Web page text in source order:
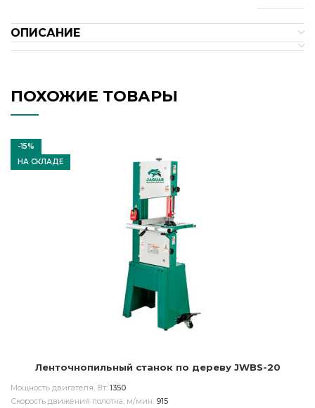
ОПИСАНИЕ
ПОХОЖИЕ ТОВАРЫ
-15%
НА СКЛАДЕ
Ленточнопильный станок по дереву JWBS-20
Мощность двигателя, Вт: 1350
Скорость движения полотна, м/мин: 915